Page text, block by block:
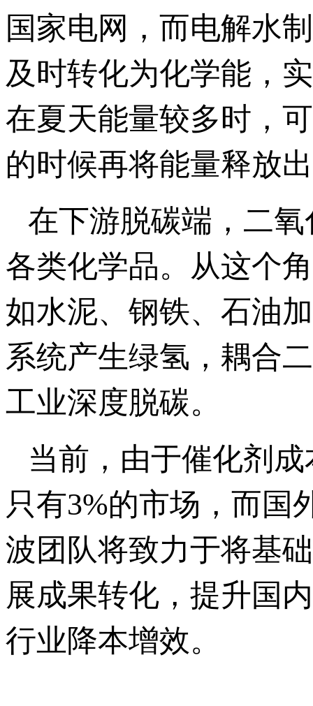
国家电网，而电解水
及时转化为化学能，
在夏天能量较多时，
的时候再将能量释放
在下游脱碳端，二
各类化学品。从这个
如水泥、钢铁、石油
系统产生绿氢，耦合
工业深度脱碳。
当前，由于催化剂
只有3%的市场，而国
波团队将致力于将基
展成果转化，提升国
行业降本增效。